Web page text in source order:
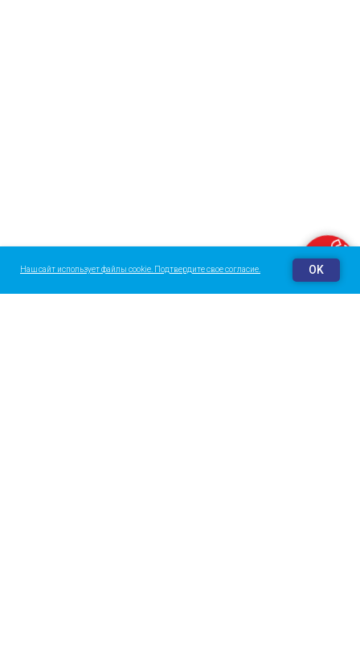
Наш сайт использует файлы cookie. Подтвердите свое согласие. OK